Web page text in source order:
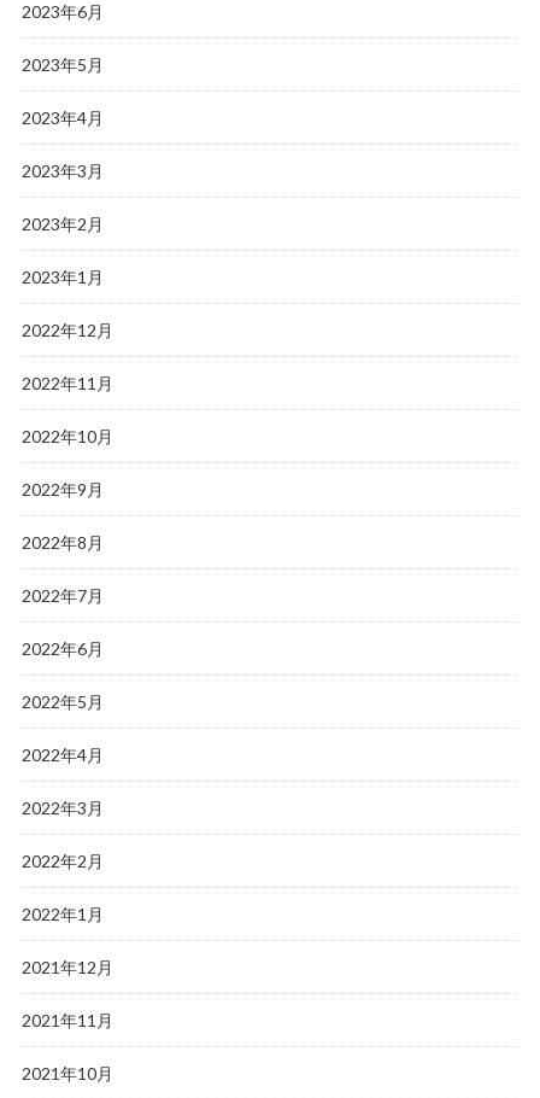
2023年6月
2023年5月
2023年4月
2023年3月
2023年2月
2023年1月
2022年12月
2022年11月
2022年10月
2022年9月
2022年8月
2022年7月
2022年6月
2022年5月
2022年4月
2022年3月
2022年2月
2022年1月
2021年12月
2021年11月
2021年10月